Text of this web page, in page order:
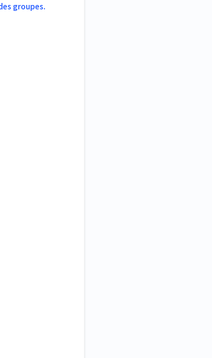
groupes.